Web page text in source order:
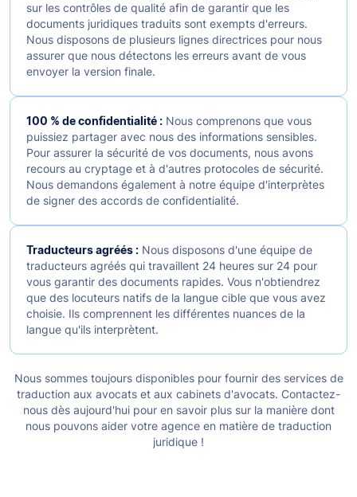
sur les contrôles de qualité afin de garantir que les
documents juridiques traduits sont exempts d'erreurs.
Nous disposons de plusieurs lignes directrices pour nous
assurer que nous détectons les erreurs avant de vous
envoyer la version finale.
100 % de confidentialité : Nous comprenons que vous
puissiez partager avec nous des informations sensibles.
Pour assurer la sécurité de vos documents, nous avons
recours au cryptage et à d'autres protocoles de sécurité.
Nous demandons également à notre équipe d'interprètes
de signer des accords de confidentialité.
Traducteurs agréés : Nous disposons d'une équipe de
traducteurs agréés qui travaillent 24 heures sur 24 pour
vous garantir des documents rapides. Vous n'obtiendrez
que des locuteurs natifs de la langue cible que vous avez
choisie. Ils comprennent les différentes nuances de la
langue qu'ils interprètent.
Nous sommes toujours disponibles pour fournir des services de
traduction aux avocats et aux cabinets d'avocats. Contactez-
nous dès aujourd'hui pour en savoir plus sur la manière dont
nous pouvons aider votre agence en matière de traduction
juridique !